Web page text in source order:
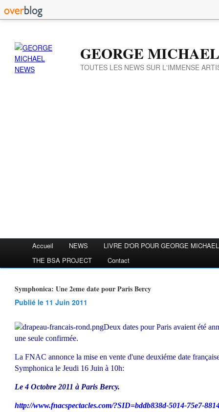
GEORGE
TOUTES LES NEWS SUR L'IMMENSE
Accueil NEWS
LIVRE D'OR POUR GEORGE MICHAEL
THE BSA PROJECT
Contact
Symphonica: Une 2eme date pour Paris Bercy
Publié le 11 Juin 2011
Deux dates pour Paris avaient été
une seule confirmée.
La FNAC annonce la mise en vente d'une deuxiéme date
Symphonica le Jeudi 16 Juin à 10h:
Le 4 Octobre 2011 à Paris Bercy.
http://www.fnacspectacles.com/?SID=bddb838d-5014-75e7-